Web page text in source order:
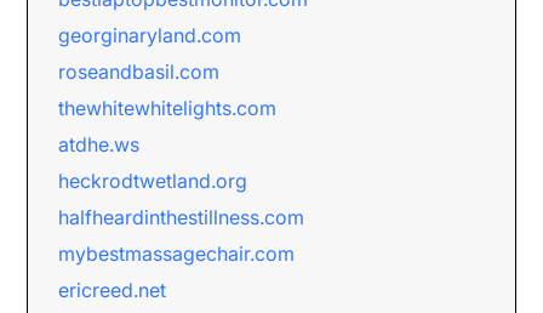
georginaryland.com
roseandbasil.com
thewhitewhitelights.com
atdhe.ws
heckrodtwetland.org
halfheardinthestillness.com
mybestmassagechair.com
ericreed.net